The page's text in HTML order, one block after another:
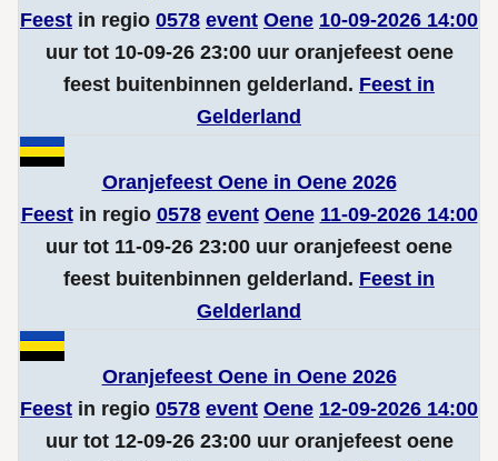
Feest in regio 0578 event Oene 10-09-2026 14:00
uur tot 10-09-26 23:00 uur oranjefeest oene
feest buitenbinnen gelderland. Feest in
Gelderland
Oranjefeest Oene in Oene 2026
Feestin regio 0578 event Oene 11-09-2026 14:00
uur tot 11-09-26 23:00 uur oranjefeest oene
feest buitenbinnen gelderland. Feest in
Gelderland
Oranjefeest Oene in Oene 2026
Feest in regio 0578 event Oene 12-09-2026 14:00
uur tot 12-09-26 23:00 uur oranjefeest oene